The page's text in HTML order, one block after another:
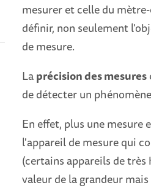
mesurer et celle du
définir, non seulement
de mesure.
Laprécision des mesures
de détecter un
En effet, plus une mesure
l'appareil de mesure qui
(certains appareils de
valeur de la grandeur